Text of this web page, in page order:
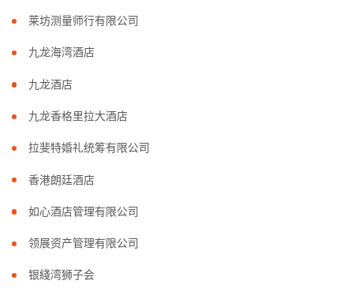
莱坊测量师行有限公司
九龙海湾酒店
九龙酒店
九龙香格里拉大酒店
拉斐特婚礼统筹有限公司
香港朗廷酒店
如心酒店管理有限公司
领展资产管理有限公司
银綫湾狮子会